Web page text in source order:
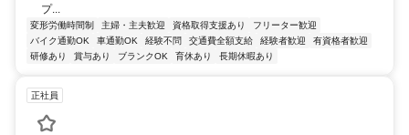
プ...
変形労働時間制 主婦・主夫歓迎 資格取得支援あり
フリーター歓迎
バイク通勤OK
車通勤OK 経験不問 交通費全額支給 経験者歓迎
有資格者歓迎
研修あり
賞与あり ブランクOK 育休あり 長期休暇あり
正社員